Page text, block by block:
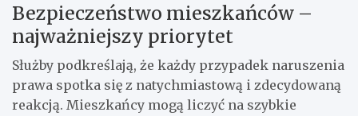
Bezpieczeństwo mieszkańców –
najważniejszy priorytet
Służby podkreślają, że każdy przypadek naruszenia
prawa spotka się z natychmiastową i zdecydowaną
reakcją. Mieszkańcy mogą liczyć na szybkie